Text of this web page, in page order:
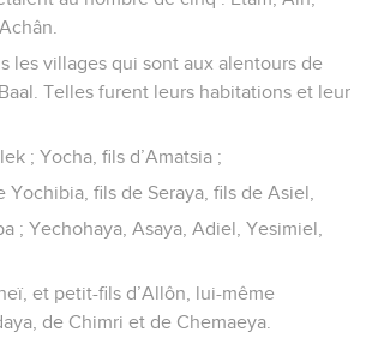
les villages qui sont aux alentours de
Telles furent leurs habitations et leur
; Yocha, fils d’Amatsia ;
Yochibia, fils de Seraya, fils de Asiel,
; Yechohaya, Asaya, Adiel, Yesimiel,
et petit-fils d’Allôn, lui-même
de Chimri et de Chemaeya.